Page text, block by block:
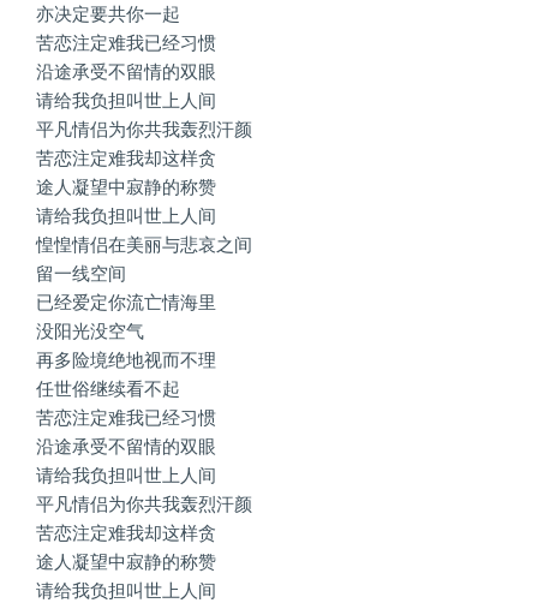
亦决定要共你一起
苦恋注定难我已经习惯
沿途承受不留情的双眼
请给我负担叫世上人间
平凡情侣为你共我轰烈汗颜
苦恋注定难我却这样贪
途人凝望中寂静的称赞
请给我负担叫世上人间
惶惶情侣在美丽与悲哀之间
留一线空间
已经爱定你流亡情海里
没阳光没空气
再多险境绝地视而不理
任世俗继续看不起
苦恋注定难我已经习惯
沿途承受不留情的双眼
请给我负担叫世上人间
平凡情侣为你共我轰烈汗颜
苦恋注定难我却这样贪
途人凝望中寂静的称赞
请给我负担叫世上人间